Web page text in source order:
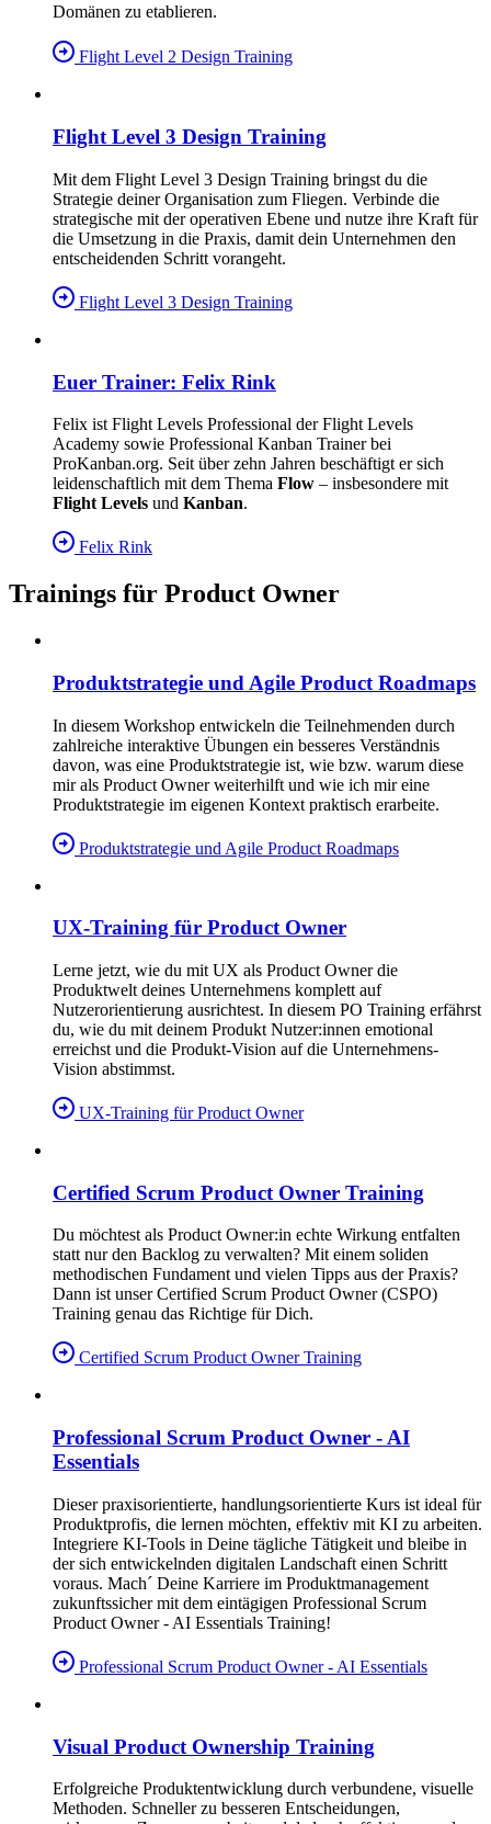
Domänen zu etablieren.
Flight Level 2 Design Training
Flight Level 3 Design Training
Mit dem Flight Level 3 Design Training bringst du die
Strategie deiner Organisation zum Fliegen. Verbinde die
strategische mit der operativen Ebene und nutze ihre Kraft für
die Umsetzung in die Praxis, damit dein Unternehmen den
entscheidenden Schritt vorangeht.
Flight Level 3 Design Training
Euer Trainer: Felix Rink
Felix ist Flight Levels Professional der Flight Levels
Academy sowie Professional Kanban Trainer bei
ProKanban.org. Seit über zehn Jahren beschäftigt er sich
leidenschaftlich mit dem Thema Flow – insbesondere mit
Flight Levels und Kanban.
Felix Rink
Trainings für Product Owner
Produktstrategie und Agile Product Roadmaps
In diesem Workshop entwickeln die Teilnehmenden durch
zahlreiche interaktive Übungen ein besseres Verständnis
davon, was eine Produktstrategie ist, wie bzw. warum diese
mir als Product Owner weiterhilft und wie ich mir eine
Produktstrategie im eigenen Kontext praktisch erarbeite.
Produktstrategie und Agile Product Roadmaps
UX-Training für Product Owner
Lerne jetzt, wie du mit UX als Product Owner die
Produktwelt deines Unternehmens komplett auf
Nutzerorientierung ausrichtest. In diesem PO Training erfährst
du, wie du mit deinem Produkt Nutzer:innen emotional
erreichst und die Produkt-Vision auf die Unternehmens-
Vision abstimmst.
UX-Training für Product Owner
Certified Scrum Product Owner Training
Du möchtest als Product Owner:in echte Wirkung entfalten
statt nur den Backlog zu verwalten? Mit einem soliden
methodischen Fundament und vielen Tipps aus der Praxis?
Dann ist unser Certified Scrum Product Owner (CSPO)
Training genau das Richtige für Dich.
Certified Scrum Product Owner Training
Professional Scrum Product Owner - AI
Essentials
Dieser praxisorientierte, handlungsorientierte Kurs ist ideal für
Produktprofis, die lernen möchten, effektiv mit KI zu arbeiten.
Integriere KI-Tools in Deine tägliche Tätigkeit und bleibe in
der sich entwickelnden digitalen Landschaft einen Schritt
voraus. Mach´ Deine Karriere im Produktmanagement
zukunftssicher mit dem eintägigen Professional Scrum
Product Owner - AI Essentials Training!
Professional Scrum Product Owner - AI Essentials
Visual Product Ownership Training
Erfolgreiche Produktentwicklung durch verbundene, visuelle
Methoden. Schneller zu besseren Entscheidungen,